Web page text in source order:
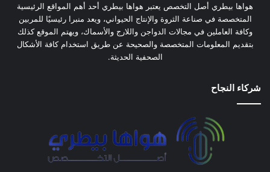
هواها بيطري أصل التخصص يعتبر هواها بيطري أحد أهم المواقع الرئيسية
المتخصصة في صناعة الثروة والإنتاج الحيواني، ويعد منبرا رئيسيًا للمربين
وكافة العاملين في مجالات الدواجن واللارج والأسماك، ويهتم الموقع كذلك
بتقديم المعلومات المتخصصة والصحيحة عن طريق استخدام كافة الأشكال
الصحفية الحديثة.
شركاء النجاح